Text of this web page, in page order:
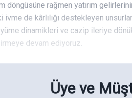
döngüsüne rağmen yatırım
ivme de kârlılığı destekleyen
dinamikleri ve cazip ileriye
devam ediyoruz.
Üye ve